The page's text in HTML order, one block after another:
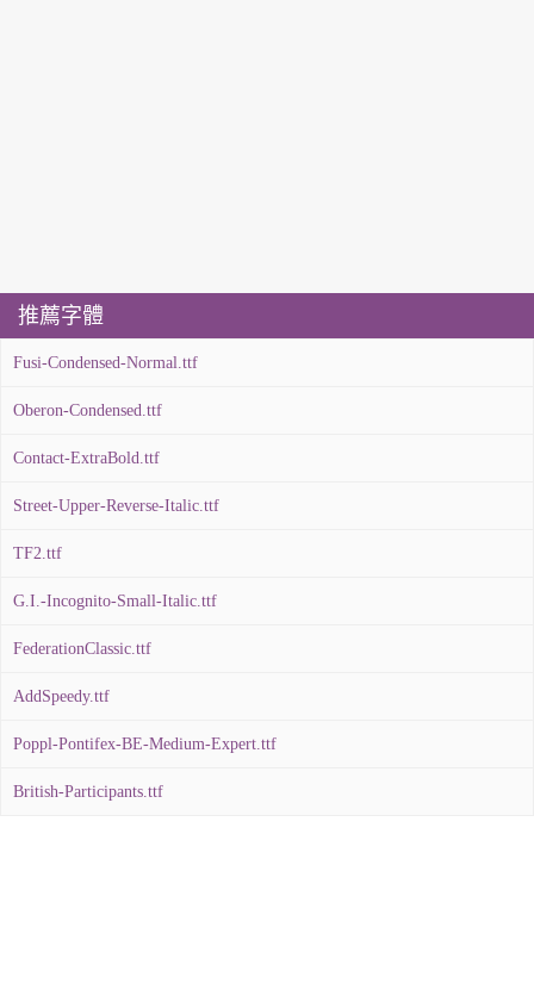
推薦字體
Fusi-Condensed-Normal.ttf
Oberon-Condensed.ttf
Contact-ExtraBold.ttf
Street-Upper-Reverse-Italic.ttf
TF2.ttf
G.I.-Incognito-Small-Italic.ttf
FederationClassic.ttf
AddSpeedy.ttf
Poppl-Pontifex-BE-Medium-Expert.ttf
British-Participants.ttf